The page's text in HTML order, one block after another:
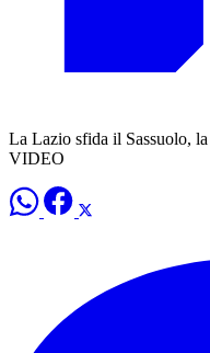
La Lazio sfida il Sassuolo,
VIDEO